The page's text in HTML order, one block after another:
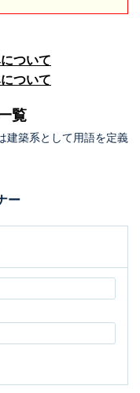
ついて
ついて
覧
建築系として用語を定義
ー